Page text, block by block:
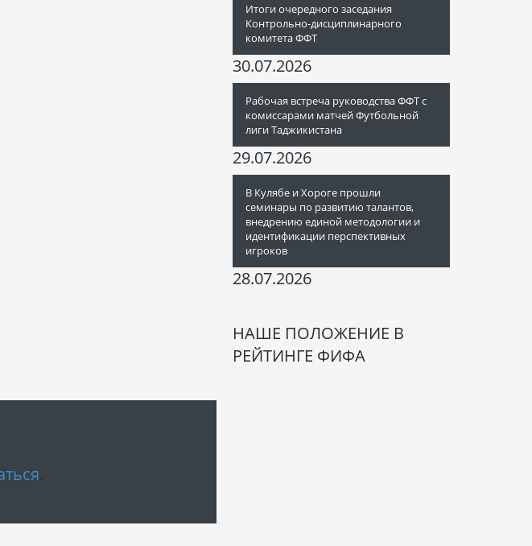
Итоги очередного заседания
Контрольно-дисциплинарного
комитета ФФТ
30.07.2026
Рабочая встреча руководства ФФТ с
комиссарами матчей Футбольной
лиги Таджикистана
29.07.2026
В Кулябе и Хороге прошли
семинары по развитию талантов,
внедрению единой методологии и
идентификации перспективных
игроков
28.07.2026
НАШЕ ПОЛОЖЕНИЕ В
РЕЙТИНГЕ ФИФА